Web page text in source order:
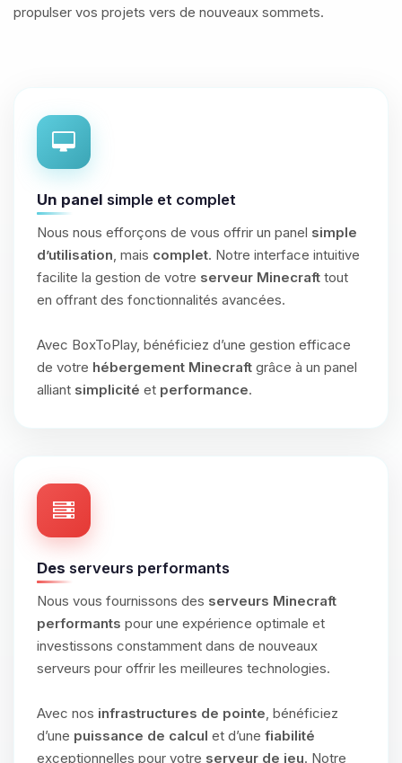
propulser vos projets vers de nouveaux sommets.
Un panel simple et complet
Nous nous efforçons de vous offrir un panel simple
d’utilisation, mais complet. Notre interface intuitive
facilite la gestion de votre serveur Minecraft tout
en offrant des fonctionnalités avancées.
Avec BoxToPlay, bénéficiez d’une gestion efficace
de votre hébergement Minecraft grâce à un panel
alliant simplicité et performance.
Des serveurs performants
Nous vous fournissons des serveurs Minecraft
performants pour une expérience optimale et
investissons constamment dans de nouveaux
serveurs pour offrir les meilleures technologies.
Avec nos infrastructures de pointe, bénéficiez
d’une puissance de calcul et d’une fiabilité
exceptionnelles pour votre serveur de jeu. Notre